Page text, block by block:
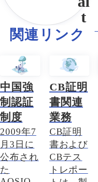
関連リンク
中国強
制認証
制度
2009年7
月3日に
公布され
た
CB証明
書関連
業務
CB証明
書および
CBテス
トレポー